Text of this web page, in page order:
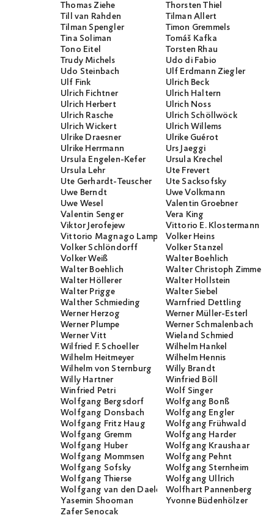
Thomas Ziehe
Thorsten Thiel
Till van Rahden
Tilman Allert
Tilman Spengler
Timon Gremmels
Tina Soliman
Tomáš Kafka
Tono Eitel
Torsten Rhau
Trudy Michels
Udo di Fabio
Udo Steinbach
Ulf Erdmann Ziegler
Ulf Fink
Ulrich Beck
Ulrich Fichtner
Ulrich Haltern
Ulrich Herbert
Ulrich Noss
Ulrich Rasche
Ulrich Schöllwöck
Ulrich Wickert
Ulrich Willems
Ulrike Draesner
Ulrike Guérot
Ulrike Herrmann
Urs Jaeggi
Ursula Engelen-Kefer
Ursula Krechel
Ursula Lehr
Ute Frevert
Ute Gerhardt-Teuscher
Ute Sacksofsky
Uwe Berndt
Uwe Volkmann
Uwe Wesel
Valentin Groebner
Valentin Senger
Vera King
Viktor Jerofejew
Vittorio E. Klostermann
Vittorio Magnago LampugnaniVolker Heins
Volker Schlöndorff
Volker Stanzel
Volker Weiß
Walter Boehlich
Walter Boehlich
Walter Christoph Zimmerli
Walter Höllerer
Walter Hollstein
Walter Prigge
Walter Siebel
Walther Schmieding
Warnfried Dettling
Werner Herzog
Werner Müller-Esterl
Werner Plumpe
Werner Schmalenbach
Werner Vitt
Wieland Schmied
Wilfried F. Schoeller
Wilhelm Hankel
Wilhelm Heitmeyer
Wilhelm Hennis
Wilhelm von Sternburg
Willy Brandt
Willy Hartner
Winfried Böll
Winfried Petri
Wolf Singer
Wolfgang Bergsdorf
Wolfgang Bonß
Wolfgang Donsbach
Wolfgang Engler
Wolfgang Fritz Haug
Wolfgang Frühwald
Wolfgang Gremm
Wolfgang Harder
Wolfgang Huber
Wolfgang Kraushaar
Wolfgang Mommsen
Wolfgang Pehnt
Wolfgang Sofsky
Wolfgang Sternheim
Wolfgang Thierse
Wolfgang Ullrich
Wolfgang van den Daele
Wolfhart Pannenberg
Yasemin Shooman
Yvonne Büdenhölzer
Zafer Senocak